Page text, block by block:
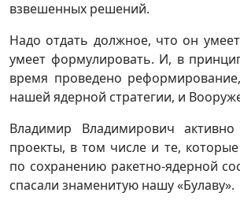
взвешенных решений.
Надо отдать должное, что он
умеет формулировать. И, в
время проведено
нашей ядерной стратегии, и
Владимир Владимирович
проекты, в том числе и те,
по сохранению ракетно-ядерной
спасали знаменитую нашу «Булаву».